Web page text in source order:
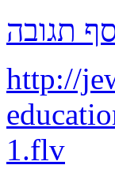
תגובה
http://
1.flv